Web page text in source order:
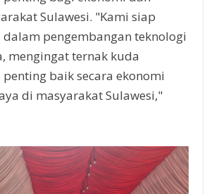
Sulawesi. "Kami siap
pengembangan teknologi
mengingat ternak kuda
baik secara ekonomi
di masyarakat Sulawesi,"